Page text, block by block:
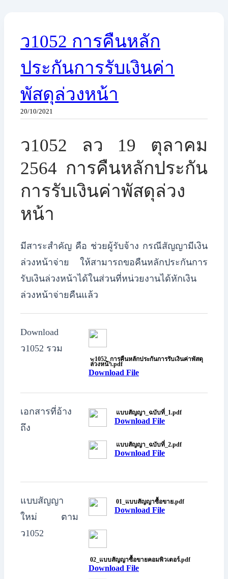
ว1052 การคืนหลัก
ประกันการรับเงินค่า
พัสดุล่วงหน้า
20/10/2021
ว1052 ลว 19 ตุลาคม
2564 ​การคืนหลักประกัน
การรับเงินค่าพัสดุล่วง
หน้า
มีสาระสำคัญ คือ ช่วยผู้รับจ้าง กรณีสัญญามีเงิน
ล่วงหน้าจ่าย ให้สามารถขอคืนหลักประกันการ
รับเงินล่วงหน้าได้ในส่วนที่หน่วยงานได้หักเงิน
ล่วงหน้าจ่ายคืนแล้ว
Download
ว1052 รวม
w1052_การคืนหลักประกันการรับเงินค่าพัสดุ
ล่วงหน้า.pdf
Download File
เอกสารที่อ้าง
ถึง
แบบสัญญา_ฉบับที่_1.pdf
Download File
แบบสัญญา_ฉบับที่_2.pdf
Download File
แบบสัญญา
ใหม่ ตาม
ว1052
01_แบบสัญญาซื้อขาย.pdf
Download File
02_แบบสัญญาซื้อขายคอมพิวเตอร์.pdf
Download File